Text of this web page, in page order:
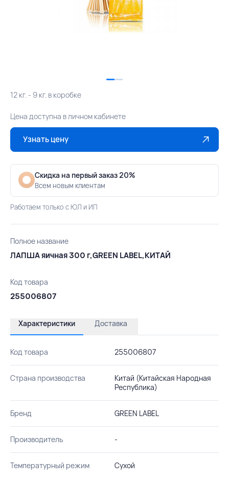
12 кг. - 9 кг. в коробке
Цена доступна в личном кабинете
Узнать цену
Скидка на первый заказ 20%
Всем новым клиентам
Работаем только с ЮЛ и ИП
Полное название
ЛАПША яичная 300 г,GREEN LABEL,КИТАЙ
Код товара
255006807
Характеристики Доставка
Код товара 255006807
Страна производства
Китай (Китайская Народная
Республика)
Бренд GREEN LABEL
Производитель -
Температурный режим Сухой